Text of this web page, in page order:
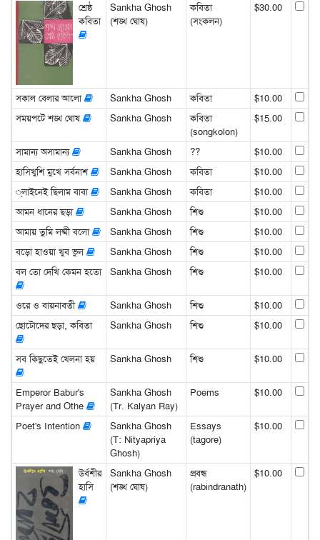
শ্রেষ্ঠ
কবিতা
Sankha Ghosh
(শঙ্খ ঘোষ)
কবিতা
(সংকলন)
$30.00
সকাল বেলার আলো Sankha Ghosh কবিতা
$10.00
সময়পটে শঙ্খ ঘোষ
Sankha Ghosh
কবিতা
(songkolon)
$15.00
সামান্য অসামান্য Sankha Ghosh ??
$10.00
হাসিখুশি মুখে সর্বনাশ
Sankha Ghosh কবিতা
$10.00
্লাইনেই ছিলাম বাবা
Sankha Ghosh কবিতা
$10.00
আমন ধানের ছড়া
Sankha Ghosh শিশু
$10.00
আমায় তুমি লষ্মী বলো
Sankha Ghosh শিশু
$10.00
বড়ো হাওয়া খুব ভুল
Sankha Ghosh শিশু
$10.00
বল তো দেখি কেমন হতো
Sankha Ghosh শিশু $10.00
ওরে ও বায়নাবতী Sankha Ghosh শিশু
$10.00
ছোটোদের ছড়া, কবিতা
Sankha Ghosh শিশু $10.00
সব কিছুতেই খেলনা হয় Sankha Ghosh শিশু $10.00
Emperor Babur's
Prayer and Othe
Sankha Ghosh
(Tr. Kalyan Ray)
Poems $10.00
Poet's Intention
Sankha Ghosh
(T: Nityapriya
Ghosh)
Essays
(tagore)
$10.00
উর্বশীর
হাসি
Sankha Ghosh
(শঙ্খ ঘোষ)
প্রবন্ধ
(rabindranath)
$10.00